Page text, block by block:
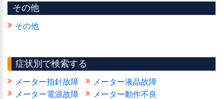
その他
その他
症状別で検索する
メーター指針故障
メーター液晶故障
メーター電源故障
メーター動作不良